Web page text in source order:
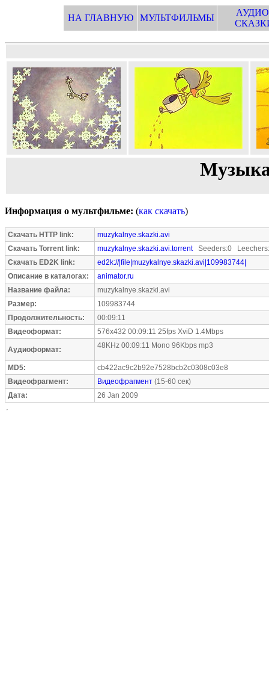
НА ГЛАВНУЮ МУЛЬТФИЛЬМЫ
Информация о мультфильме: (как скачать)
Скачать HTTP link:
muzykalnye.skazki.avi
Скачать Torrent link:
muzykalnye.skazki.avi.torrentSeeders:0
Скачать ED2K link:
ed2k://|file|muzykalnye.skazki.avi|109983744|
Описание в каталогах:
animator.ru
Название файла:
muzykalnye.skazki.avi
Размер:
109983744
Продолжительность:
00:09:11
Видеоформат:
576x432 00:09:11 25fps XviD 1.4Mbps
Аудиоформат: 48KHz 00:09:11 Mono 96Kbps mp3
MD5:
cb422ac9c2b92e7528bcb2c0308c03e8
Видеофрагмент:
Видеофрагмент (15-60 сек)
Дата:
26 Jan 2009